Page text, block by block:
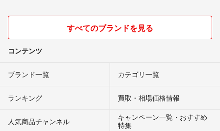
すべてのブランドを見る
コンテンツ
ブランド一覧 カテゴリ一覧
ランキング 買取・相場価格情報
人気商品チャンネル
キャンペーン一覧・おすすめ
特集